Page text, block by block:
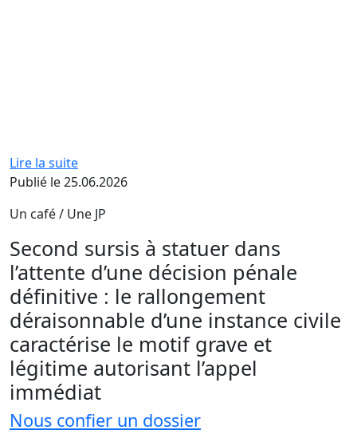
Lire la suite
Publié le 25.06.2026
Un café / Une JP
Second sursis à statuer dans
l’attente d’une décision pénale
définitive : le rallongement
déraisonnable d’une instance civile
caractérise le motif grave et
légitime autorisant l’appel
immédiat
Nous confier un dossier